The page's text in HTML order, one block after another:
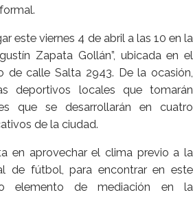
este viernes 4 de abril a las 10 en la
Zapata Gollán”, ubicada en el
de calle Salta 2943. De la ocasión,
deportivos locales que tomarán
que se desarrollarán en cuatro
de la ciudad.
en aprovechar el clima previo a la
de fútbol, para encontrar en este
elemento de mediación en la